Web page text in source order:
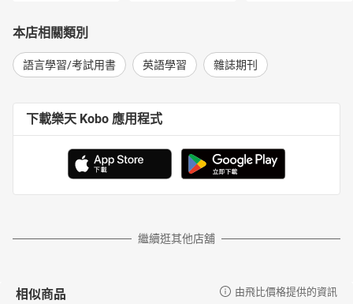
本店相關類別
語言學習/考試用書 英語學習 雜誌期刊
下載樂天 Kobo 應用程式
繼續逛其他店舖
相似商品 由飛比價格提供的資訊